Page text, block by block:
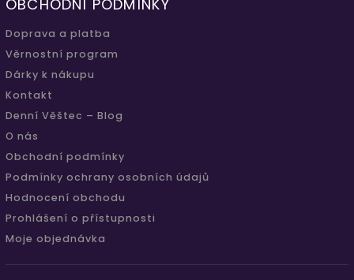
OBCHODNÍ PODMÍNKY
Doprava a platba
Věrnostní program
Dárky k nákupu
Kontakt
Denní Věštec – Blog
O nás
Obchodní podmínky
Podmínky ochrany osobních údajů
Hodnocení obchodu
Prohlášení o přístupnosti
Moje objednávka